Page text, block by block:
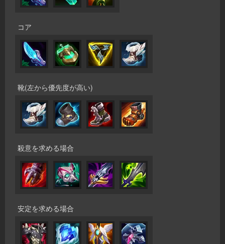
コア
靴(左から優先度が高い)
殺意を求める場合
安定を求める場合